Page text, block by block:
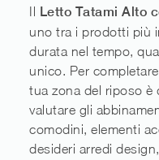
Il Letto Tatami Alto
uno tra i prodotti più
durata nel tempo,
unico. Per
tua zona del riposo è
valutare gli
comodini, elementi
desideri arredi